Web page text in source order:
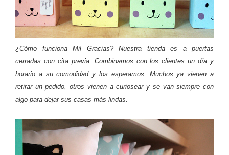
¿Cómo funciona Mil Gracias? Nuestra tienda es a puertas
cerradas con cita previa. Combinamos con los clientes un día y
horario a su comodidad y los esperamos. Muchos ya vienen a
retirar un pedido, otros vienen a curiosear y se van siempre con
algo para dejar sus casas más lindas.